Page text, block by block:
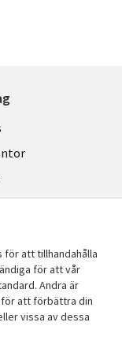
för att tillhandahålla
för att vår
Andra är
att förbättra din
vissa av dessa